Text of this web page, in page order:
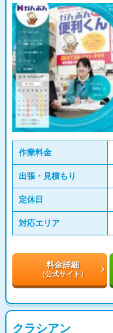
作業料金
出張・見積もり
定休日
対応エリア
料金詳細
（公式サイト）
クラシアン